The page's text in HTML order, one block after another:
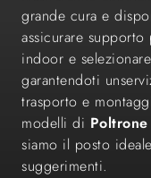
grande cura e
assicurare
indoor e
garantendoti
trasporto e
modelli di Poltrone
siamo il posto
suggerimenti.